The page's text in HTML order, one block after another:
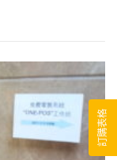
訂購表格